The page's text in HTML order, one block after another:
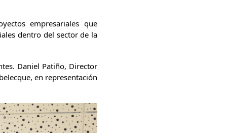
empresariales que
dentro del sector de la
Daniel Patiño, Director
en representación